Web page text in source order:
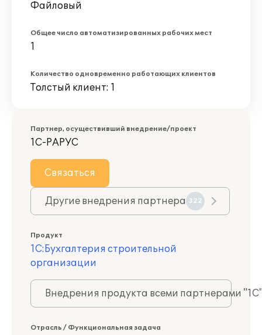
Файловый
Общее число автоматизированных рабочих мест
1
Количество одновременно работающих клиентов
Толстый клиент: 1
Партнер, осуществивший внедрение/проект
1С-РАРУС
Связаться
Другие внедрения партнера 322
Продукт
1С:Бухгалтерия строительной
организации
Внедрения продукта всеми партнерами
Отрасль / Функциональная задача